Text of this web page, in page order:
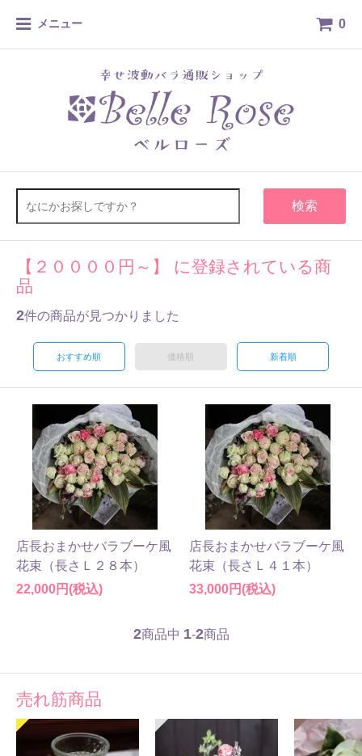
メニュー 0
検索
【２００００円～】 に登録されている商
品
2件の商品が見つかりました
おすすめ順 価格順 新着順
店長おまかせバラブーケ風
花束（長さＬ２８本）
22,000円(税込)
店長おまかせバラブーケ風
花束（長さＬ４１本）
33,000円(税込)
2商品中 1-2商品
売れ筋商品